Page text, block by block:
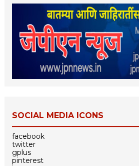
SOCIAL MEDIA ICONS
facebook
twitter
gplus
pinterest